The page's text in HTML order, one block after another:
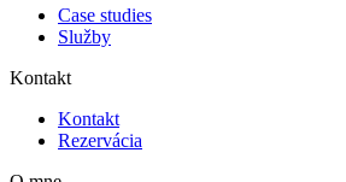
Case studies
Služby
Kontakt
Kontakt
Rezervácia